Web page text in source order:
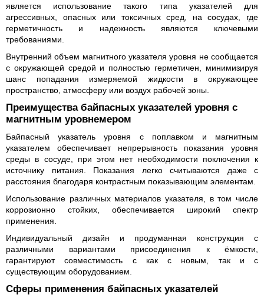
является использование такого типа указателей для
агрессивных, опасных или токсичных сред, на сосудах, где
герметичность и надежность являются ключевыми
требованиями.
Внутренний объем магнитного указателя уровня не сообщается
с окружающей средой и полностью герметичен, минимизируя
шанс попадания измеряемой жидкости в окружающее
пространство, атмосферу или воздух рабочей зоны.
Преимущества байпасных указателей уровня с
магнитным уровнемером
Байпасный указатель уровня с поплавком и магнитным
указателем обеспечивает непрерывность показания уровня
среды в сосуде, при этом нет необходимости поключения к
источнику питания. Показания легко считываются даже с
расстояния благодаря контрастным показывающим элементам.
Использование различных материалов указателя, в том числе
коррозионно стойких, обеспечивается широкий спектр
применения.
Индивидуальный дизайн и продуманная конструкция с
различными вариантами присоединения к ёмкости,
гарантируют совместимость с как с новым, так и с
существующим оборудованием.
Сферы применения байпасных указателей